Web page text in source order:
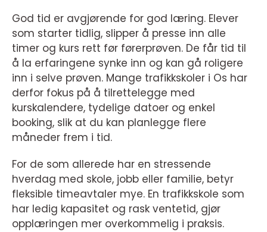
God tid er avgjørende for god læring. Elever
som starter tidlig, slipper å presse inn alle
timer og kurs rett før førerprøven. De får tid til
å la erfaringene synke inn og kan gå roligere
inn i selve prøven. Mange trafikkskoler i Os har
derfor fokus på å tilrettelegge med
kurskalendere, tydelige datoer og enkel
booking, slik at du kan planlegge flere
måneder frem i tid.
For de som allerede har en stressende
hverdag med skole, jobb eller familie, betyr
fleksible timeavtaler mye. En trafikkskole som
har ledig kapasitet og rask ventetid, gjør
opplæringen mer overkommelig i praksis.